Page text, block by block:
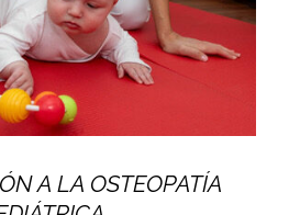
A LA OSTEOPATÍA